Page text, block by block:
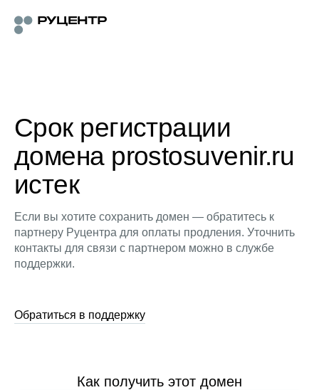
Срок регистрации
домена prostosuvenir.ru
истек
Если вы хотите сохранить домен — обратитесь к
партнеру Руцентра для оплаты продления. Уточнить
контакты для связи с партнером можно в службе
поддержки.
Обратиться в поддержку
Как получить этот домен